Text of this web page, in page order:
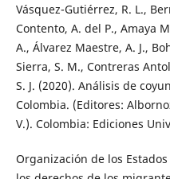
Vásquez-Gutiérrez, R. L.,
Contento, A. del P., Amaya
A., Álvarez Maestre, A. J.,
Sierra, S. M., Contreras
S. J. (2020). Análisis de
Colombia. (Editores:
V.). Colombia: Ediciones
Organización de los